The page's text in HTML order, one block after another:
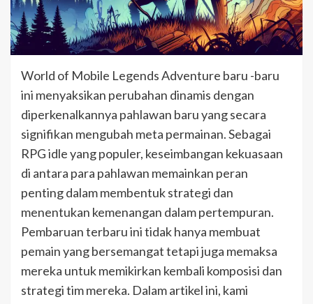
World of Mobile Legends Adventure baru -baru
ini menyaksikan perubahan dinamis dengan
diperkenalkannya pahlawan baru yang secara
signifikan mengubah meta permainan. Sebagai
RPG idle yang populer, keseimbangan kekuasaan
di antara para pahlawan memainkan peran
penting dalam membentuk strategi dan
menentukan kemenangan dalam pertempuran.
Pembaruan terbaru ini tidak hanya membuat
pemain yang bersemangat tetapi juga memaksa
mereka untuk memikirkan kembali komposisi dan
strategi tim mereka. Dalam artikel ini, kami